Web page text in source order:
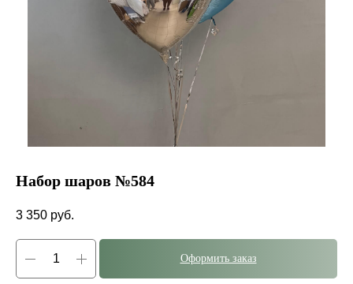
Набор шаров №584
3 350 руб.
Оформить заказ